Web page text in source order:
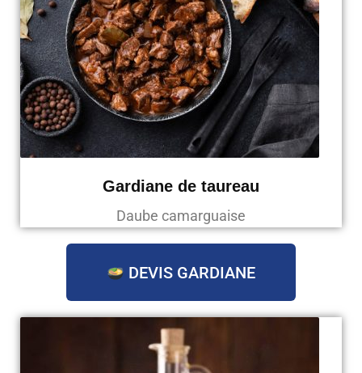
Gardiane de taureau
Daube camarguaise
DEVIS GARDIANE